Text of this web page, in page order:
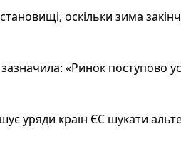
оскільки зима
«Ринок поступово
уряди країн ЄС шукати